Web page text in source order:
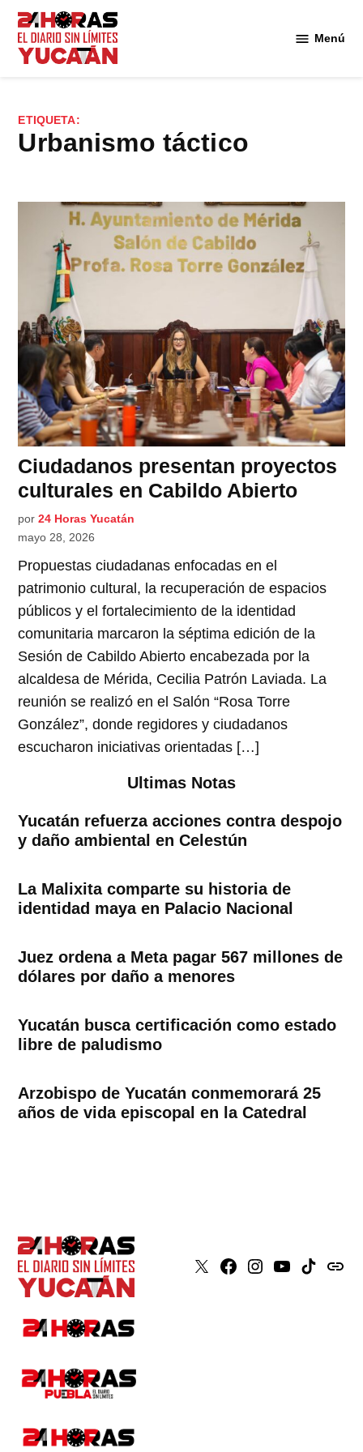
Saltar
contenido
Menú
ETIQUETA:
urbanismo táctico
Ciudadanos presentan proyectos
culturales en Cabildo Abierto
por 24 Horas Yucatán
mayo 28, 2026
Propuestas ciudadanas enfocadas en el
patrimonio cultural, la recuperación de espacios
públicos y el fortalecimiento de la identidad
comunitaria marcaron la séptima edición de la
Sesión de Cabildo Abierto encabezada por la
alcaldesa de Mérida, Cecilia Patrón Laviada. La
reunión se realizó en el Salón “Rosa Torre
González”, donde regidores y ciudadanos
escucharon iniciativas orientadas […]
Ultimas Notas
Yucatán refuerza acciones contra despojo
y daño ambiental en Celestún
La Malixita comparte su historia de
identidad maya en Palacio Nacional
Juez ordena a Meta pagar 567 millones de
dólares por daño a menores
Yucatán busca certificación como estado
libre de paludismo
Arzobispo de Yucatán conmemorará 25
años de vida episcopal en la Catedral
X Faceboook
Instagram
YoutubeTiktokissuu